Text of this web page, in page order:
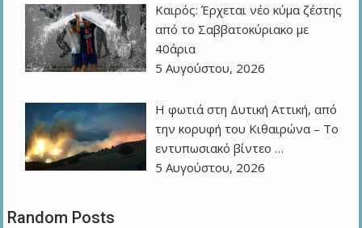
Καιρός: Έρχεται νέο κύμα ζέστης
από το Σαββατοκύριακο με
40άρια
5 Αυγούστου, 2026
Η φωτιά στη Δυτική Αττική, από
την κορυφή του Κιθαιρώνα – Το
εντυπωσιακό βίντεο …
5 Αυγούστου, 2026
Random Posts